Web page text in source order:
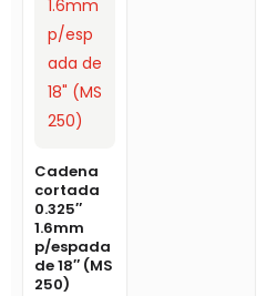
Cadena
cortada
0.325″
1.6mm
p/espada
de 18″ (MS
250)